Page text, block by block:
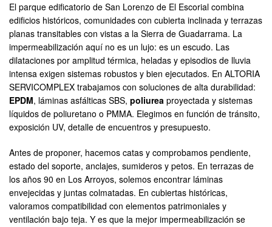
El parque edificatorio de San Lorenzo de El Escorial combina
edificios históricos, comunidades con cubierta inclinada y terrazas
planas transitables con vistas a la Sierra de Guadarrama. La
impermeabilización aquí no es un lujo: es un escudo. Las
dilataciones por amplitud térmica, heladas y episodios de lluvia
intensa exigen sistemas robustos y bien ejecutados. En ALTORIA
SERVICOMPLEX trabajamos con soluciones de alta durabilidad:
EPDM, láminas asfálticas SBS, poliurea proyectada y sistemas
líquidos de poliuretano o PMMA. Elegimos en función de tránsito,
exposición UV, detalle de encuentros y presupuesto.
Antes de proponer, hacemos catas y comprobamos pendiente,
estado del soporte, anclajes, sumideros y petos. En terrazas de
los años 90 en Los Arroyos, solemos encontrar láminas
envejecidas y juntas colmatadas. En cubiertas históricas,
valoramos compatibilidad con elementos patrimoniales y
ventilación bajo teja. Y es que la mejor impermeabilización se